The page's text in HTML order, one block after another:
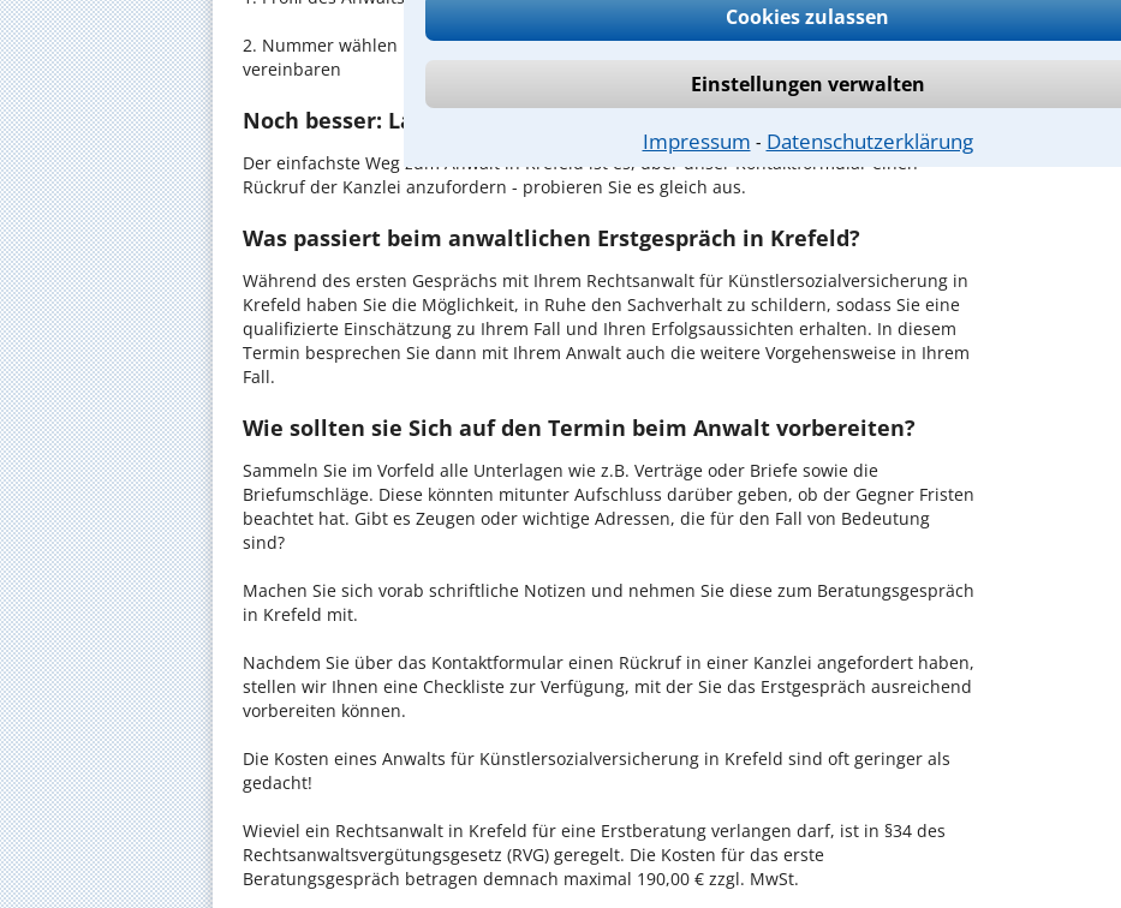
Cookies zulassen
Einstellungen verwalten
Impressum ⁃ Datenschutzerklärung
2. Nummer wählen und direkt mit der Kanzlei in Krefeld einen Beratungstermin
vereinbaren
Noch besser: Lassen Sie sich zurückrufen
Der einfachste Weg zum Anwalt in Krefeld ist es, über unser Kontaktformular einen
Rückruf der Kanzlei anzufordern - probieren Sie es gleich aus.
Was passiert beim anwaltlichen Erstgespräch in Krefeld?
Während des ersten Gesprächs mit Ihrem Rechtsanwalt für Künstlersozialversicherung in
Krefeld haben Sie die Möglichkeit, in Ruhe den Sachverhalt zu schildern, sodass Sie eine
qualifizierte Einschätzung zu Ihrem Fall und Ihren Erfolgsaussichten erhalten. In diesem
Termin besprechen Sie dann mit Ihrem Anwalt auch die weitere Vorgehensweise in Ihrem
Fall.
Wie sollten sie Sich auf den Termin beim Anwalt vorbereiten?
Sammeln Sie im Vorfeld alle Unterlagen wie z.B. Verträge oder Briefe sowie die
Briefumschläge. Diese könnten mitunter Aufschluss darüber geben, ob der Gegner Fristen
beachtet hat. Gibt es Zeugen oder wichtige Adressen, die für den Fall von Bedeutung
sind?
Machen Sie sich vorab schriftliche Notizen und nehmen Sie diese zum Beratungsgespräch
in Krefeld mit.
Nachdem Sie über das Kontaktformular einen Rückruf in einer Kanzlei angefordert haben,
stellen wir Ihnen eine Checkliste zur Verfügung, mit der Sie das Erstgespräch ausreichend
vorbereiten können.
Die Kosten eines Anwalts für Künstlersozialversicherung in Krefeld sind oft geringer als
gedacht!
Wieviel ein Rechtsanwalt in Krefeld für eine Erstberatung verlangen darf, ist in §34 des
Rechtsanwaltsvergütungsgesetz (RVG) geregelt. Die Kosten für das erste
Beratungsgespräch betragen demnach maximal 190,00 € zzgl. MwSt.